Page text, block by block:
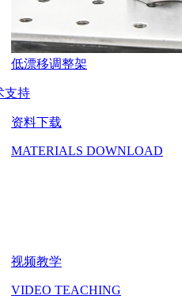
低漂移调整架
支持
资料下载
MATERIALS DOWNLOAD
视频教学
VIDEO TEACHING